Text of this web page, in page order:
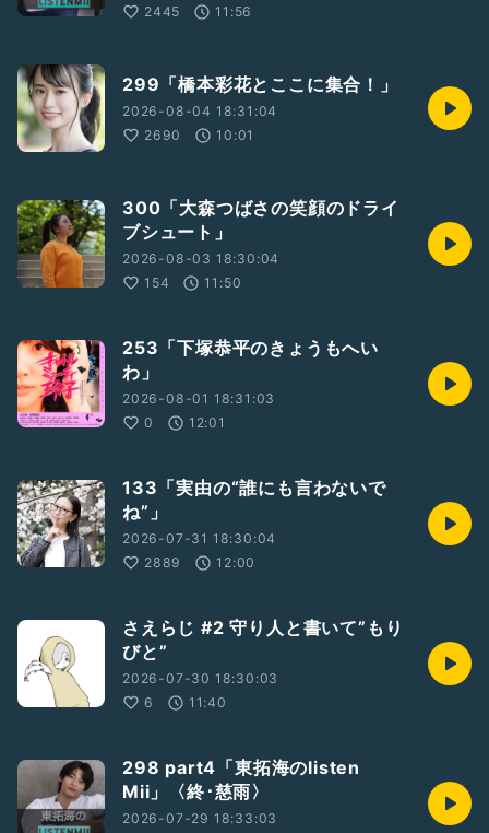
2445
11:56
299「橋本彩花とここに集合！」
2026-08-04 18:31:04
2690
10:01
300「大森つばさの笑顔のドライ
ブシュート」
2026-08-03 18:30:04
154
11:50
253「下塚恭平のきょうもへい
わ」
2026-08-01 18:31:03
0
12:01
133「実由の“誰にも言わないで
ね”」
2026-07-31 18:30:04
2889
12:00
さえらじ #2 守り人と書いて”もり
びと”
2026-07-30 18:30:03
6
11:40
298 part4「東拓海のlisten
Mii」〈終･慈雨〉
2026-07-29 18:33:03